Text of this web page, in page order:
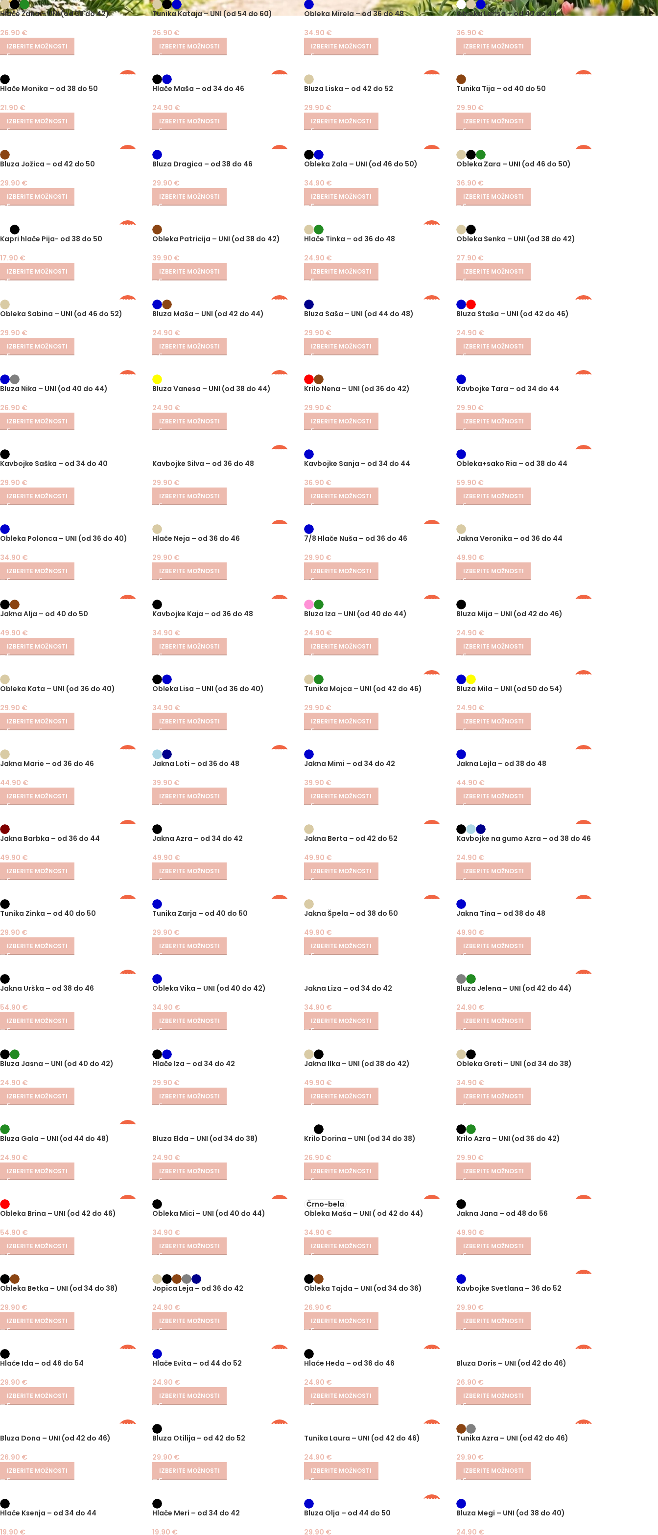
Hlače Žana – UNI (od 38 do 42)
26.90 €
IZBERITE MOŽNOSTI
Tunika Kataja – UNI (od 54 do 60)
26.90 €
IZBERITE MOŽNOSTI
SIZE
Obleka Mirela – od 36 do 48
34.90 €
IZBERITE MOŽNOSTI
Obleka Larisa – od 40 do 44
36.90 €
IZBERITE MOŽNOSTI
PLUS
Hlače Monika – od 38 do 50
21.90 €
IZBERITE MOŽNOSTI
PLUS
Hlače Maša – od 34 do 46
24.90 €
IZBERITE MOŽNOSTI
PLUS
Bluza Liska – od 42 do 52
29.90 €
IZBERITE MOŽNOSTI
PLUS
Tunika Tija – od 40 do 50
29.90 €
IZBERITE MOŽNOSTI
PLUS
Bluza Jožica – od 42 do 50
29.90 €
IZBERITE MOŽNOSTI
PLUS
Bluza Dragica – od 38 do 46
29.90 €
IZBERITE MOŽNOSTI
PLUS
Obleka Zala – UNI (od 46 do 50)
34.90 €
IZBERITE MOŽNOSTI
PLUS
Obleka Zara – UNI (od 46 do 50)
36.90 €
IZBERITE MOŽNOSTI
PLUS
Kapri hlače Pija- od 38 do 50
17.90 €
IZBERITE MOŽNOSTI
Obleka Patricija – UNI (od 38 do 42)
39.90 €
IZBERITE MOŽNOSTI
PLUS
Hlače Tinka – od 36 do 48
24.90 €
IZBERITE MOŽNOSTI
Obleka Senka – UNI (od 38 do 42)
27.90 €
IZBERITE MOŽNOSTI
PLUS
Obleka Sabina – UNI (od 46 do 52)
29.90 €
IZBERITE MOŽNOSTI
PLUS
Bluza Maša – UNI (od 42 do 44)
24.90 €
IZBERITE MOŽNOSTI
PLUS
Bluza Saša – UNI (od 44 do 48)
29.90 €
IZBERITE MOŽNOSTI
PLUS
Bluza Staša – UNI (od 42 do 46)
24.90 €
IZBERITE MOŽNOSTI
PLUS
Bluza Nika – UNI (od 40 do 44)
26.90 €
IZBERITE MOŽNOSTI
PLUS
Bluza Vanesa – UNI (od 38 do 44)
24.90 €
IZBERITE MOŽNOSTI
Krilo Nena – UNI (od 36 do 42)
29.90 €
IZBERITE MOŽNOSTI
PLUS
Kavbojke Tara – od 34 do 44
29.90 €
IZBERITE MOŽNOSTI
Kavbojke Saška – od 34 do 40
29.90 €
IZBERITE MOŽNOSTI
PLUS
Kavbojke Silva – od 36 do 48
29.90 €
IZBERITE MOŽNOSTI
Kavbojke Sanja – od 34 do 44
36.90 €
IZBERITE MOŽNOSTI
PLUS
Obleka+sako Ria – od 38 do 44
59.90 €
IZBERITE MOŽNOSTI
Obleka Polonca – UNI (od 36 do 40)
34.90 €
IZBERITE MOŽNOSTI
PLUS
Hlače Neja – od 36 do 46
29.90 €
IZBERITE MOŽNOSTI
PLUS
7/8 Hlače Nuša – od 36 do 46
29.90 €
IZBERITE MOŽNOSTI
Jakna Veronika – od 36 do 44
49.90 €
IZBERITE MOŽNOSTI
PLUS
Jakna Alja – od 40 do 50
49.90 €
IZBERITE MOŽNOSTI
PLUS
Kavbojke Kaja – od 36 do 48
34.90 €
IZBERITE MOŽNOSTI
PLUS
Bluza Iza – UNI (od 40 do 44)
24.90 €
IZBERITE MOŽNOSTI
PLUS
Bluza Mija – UNI (od 42 do 46)
24.90 €
IZBERITE MOŽNOSTI
Obleka Kata – UNI (od 36 do 40)
29.90 €
IZBERITE MOŽNOSTI
Obleka Lisa – UNI (od 36 do 40)
34.90 €
IZBERITE MOŽNOSTI
PLUS
Tunika Mojca – UNI (od 42 do 46)
29.90 €
IZBERITE MOŽNOSTI
PLUS
Bluza Mila – UNI (od 50 do 54)
24.90 €
IZBERITE MOŽNOSTI
PLUS
Jakna Marie – od 36 do 46
44.90 €
IZBERITE MOŽNOSTI
PLUS
Jakna Loti – od 36 do 48
39.90 €
IZBERITE MOŽNOSTI
Jakna Mimi – od 34 do 42
39.90 €
IZBERITE MOŽNOSTI
PLUS
Jakna Lejla – od 38 do 48
44.90 €
IZBERITE MOŽNOSTI
PLUS
Jakna Barbka – od 36 do 44
49.90 €
IZBERITE MOŽNOSTI
Jakna Azra – od 34 do 42
49.90 €
IZBERITE MOŽNOSTI
PLUS
Jakna Berta – od 42 do 52
49.90 €
IZBERITE MOŽNOSTI
PLUS
Kavbojke na gumo Azra – od 38 do 46
24.90 €
IZBERITE MOŽNOSTI
PLUS
Tunika Zinka – od 40 do 50
29.90 €
IZBERITE MOŽNOSTI
PLUS
Tunika Zarja – od 40 do 50
29.90 €
IZBERITE MOŽNOSTI
PLUS
Jakna Špela – od 38 do 50
49.90 €
IZBERITE MOŽNOSTI
PLUS
Jakna Tina – od 38 do 48
49.90 €
IZBERITE MOŽNOSTI
PLUS
Jakna Urška – od 38 do 46
54.90 €
IZBERITE MOŽNOSTI
Obleka Vika – UNI (od 40 do 42)
34.90 €
IZBERITE MOŽNOSTI
Jakna Liza – od 34 do 42
34.90 €
IZBERITE MOŽNOSTI
PLUS
Bluza Jelena – UNI (od 42 do 44)
24.90 €
IZBERITE MOŽNOSTI
Bluza Jasna – UNI (od 40 do 42)
24.90 €
IZBERITE MOŽNOSTI
Hlače Iza – od 34 do 42
29.90 €
IZBERITE MOŽNOSTI
Jakna Ilka – UNI (od 38 do 42)
49.90 €
IZBERITE MOŽNOSTI
Obleka Greti – UNI (od 34 do 38)
34.90 €
IZBERITE MOŽNOSTI
PLUS
Bluza Gala – UNI (od 44 do 48)
24.90 €
IZBERITE MOŽNOSTI
Bluza Elda – UNI (od 34 do 38)
24.90 €
IZBERITE MOŽNOSTI
Krilo Dorina – UNI (od 34 do 38)
26.90 €
IZBERITE MOŽNOSTI
Krilo Azra – UNI (od 36 do 42)
29.90 €
IZBERITE MOŽNOSTI
PLUS
Obleka Brina – UNI (od 42 do 46)
54.90 €
IZBERITE MOŽNOSTI
PLUS
Obleka Mici – UNI (od 40 do 44)
34.90 €
IZBERITE MOŽNOSTI
PLUS
Črno-bela
Obleka Maša – UNI ( od 42 do 44)
34.90 €
IZBERITE MOŽNOSTI
PLUS
Jakna Jana – od 48 do 56
49.90 €
IZBERITE MOŽNOSTI
Obleka Betka – UNI (od 34 do 38)
29.90 €
IZBERITE MOŽNOSTI
Jopica Leja – od 36 do 42
24.90 €
IZBERITE MOŽNOSTI
Obleka Tajda – UNI (od 34 do 36)
26.90 €
IZBERITE MOŽNOSTI
PLUS
Kavbojke Svetlana – 36 do 52
29.90 €
IZBERITE MOŽNOSTI
PLUS
Hlače Ida – od 46 do 54
29.90 €
IZBERITE MOŽNOSTI
PLUS
Hlače Evita – od 44 do 52
24.90 €
IZBERITE MOŽNOSTI
PLUS
Hlače Heda – od 36 do 46
24.90 €
IZBERITE MOŽNOSTI
PLUS
Bluza Doris – UNI (od 42 do 46)
26.90 €
IZBERITE MOŽNOSTI
PLUS
Bluza Dona – UNI (od 42 do 46)
26.90 €
IZBERITE MOŽNOSTI
PLUS
Bluza Otilija – od 42 do 52
29.90 €
IZBERITE MOŽNOSTI
PLUS
Tunika Laura – UNI (od 42 do 46)
24.90 €
IZBERITE MOŽNOSTI
PLUS
Tunika Azra – UNI (od 42 do 46)
29.90 €
IZBERITE MOŽNOSTI
Hlače Ksenja – od 34 do 44
19.90 €
Hlače Meri – od 34 do 42
19.90 €
PLUS
Bluza Olja – od 44 do 50
29.90 €
Bluza Megi – UNI (od 38 do 40)
24.90 €